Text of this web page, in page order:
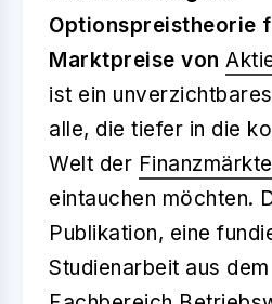
Optionspreistheorie
Marktpreise von
ist ein
alle, die tiefer in die
Welt der Finanzmärkte
eintauchen möchten.
Publikation, eine
Studienarbeit aus dem